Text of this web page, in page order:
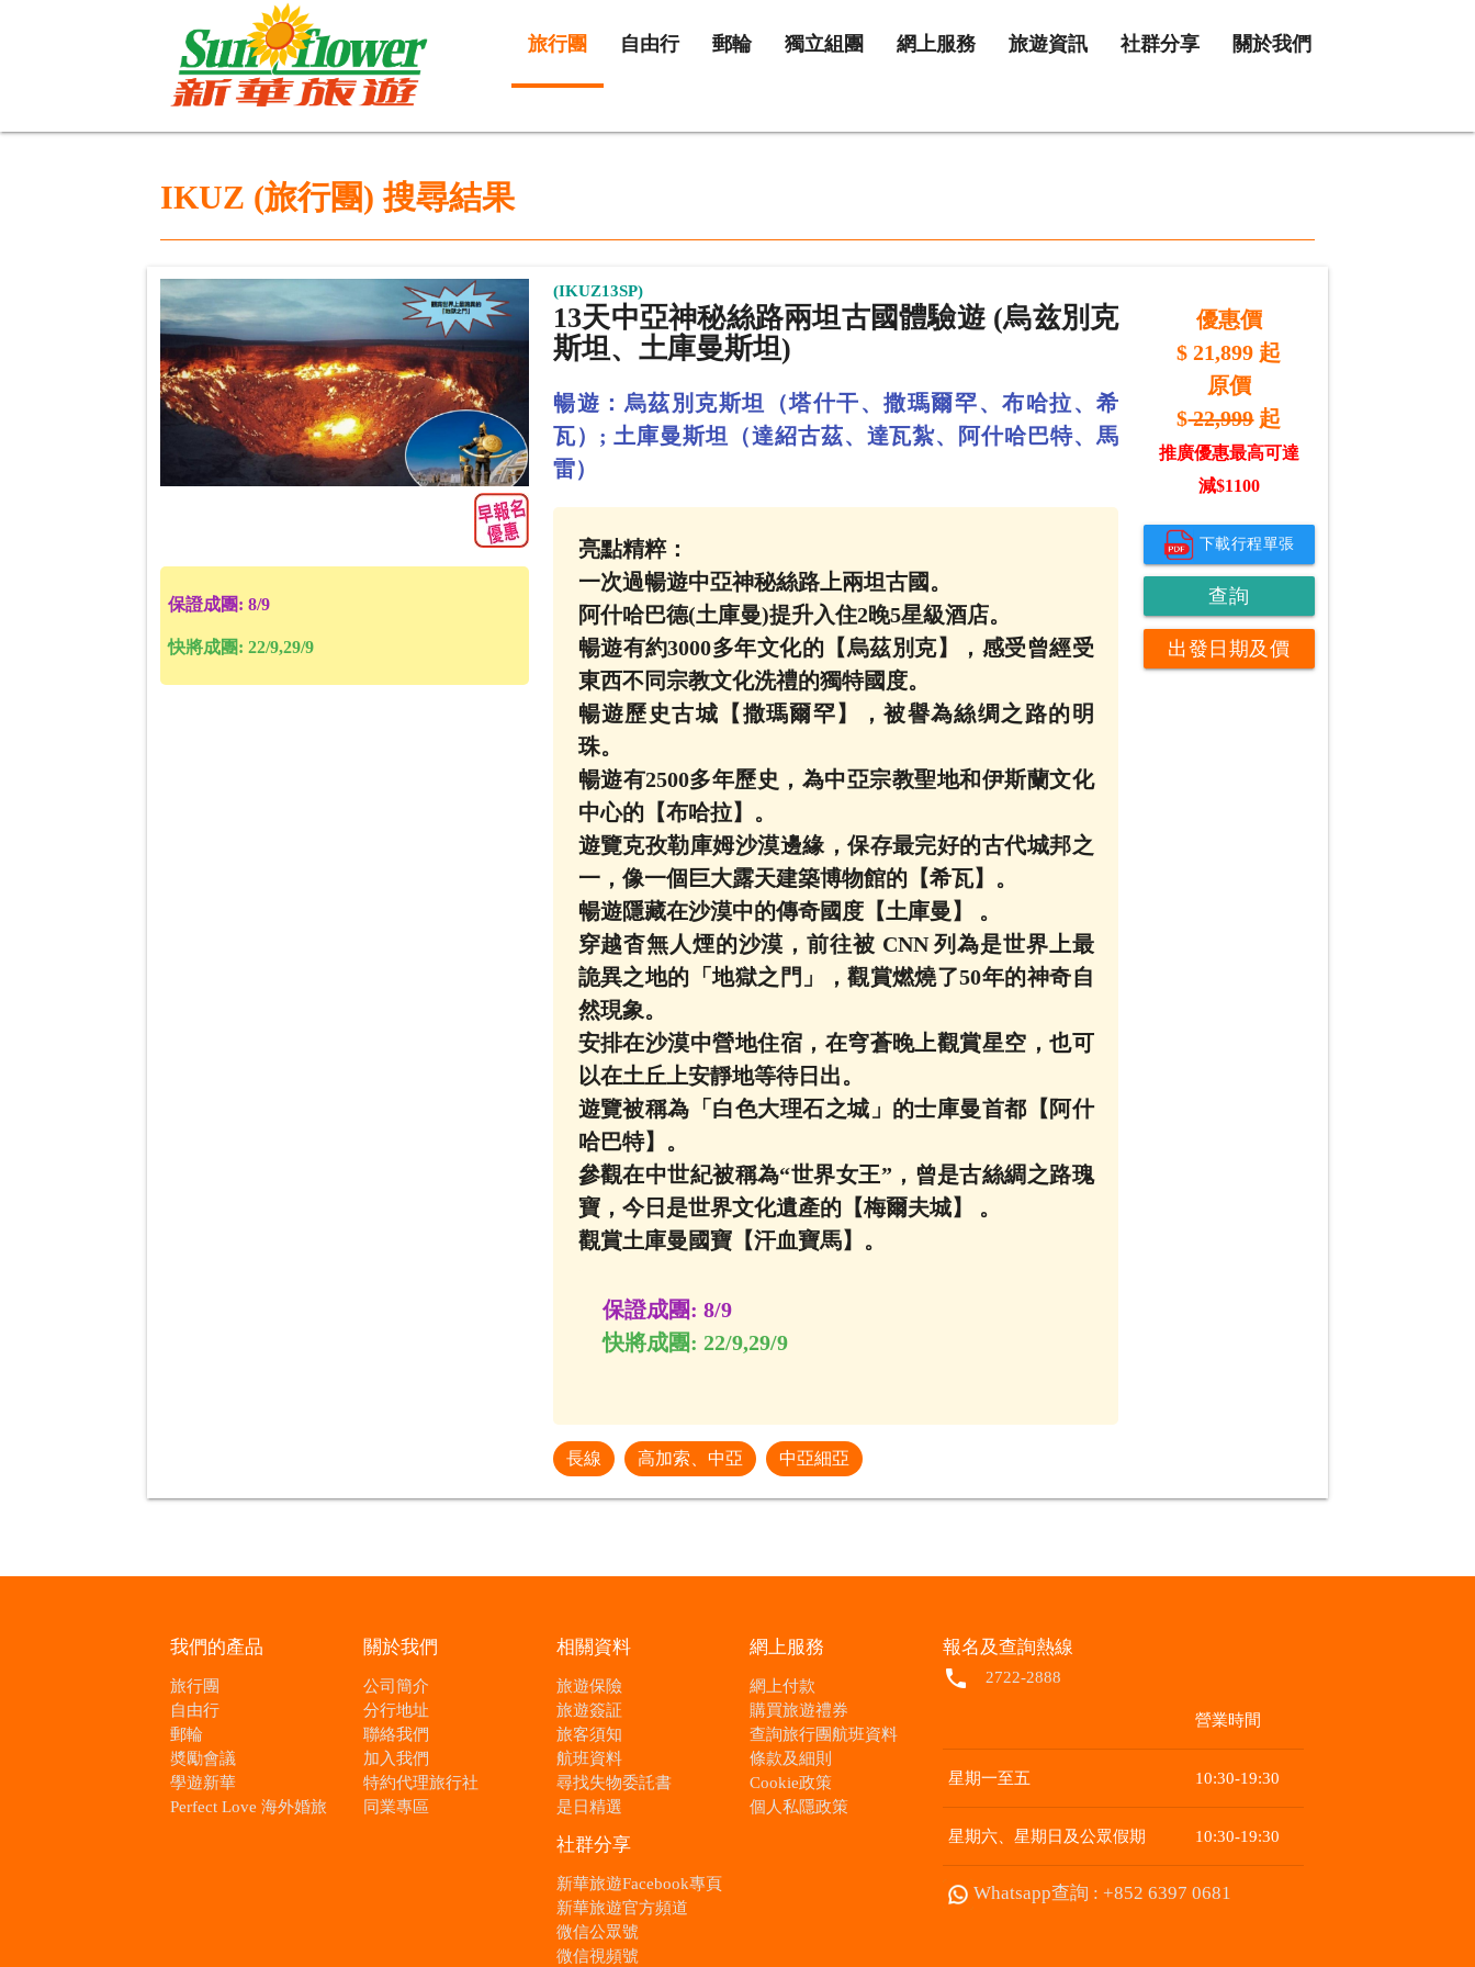
旅行團 自由行 郵輪 獨立組團 網上服務 旅遊資訊 社群分享 關於我們
IKUZ (旅行團) 搜尋結果
保證成團: 8/9
快將成團: 22/9,29/9
(IKUZ13SP)
13天中亞神秘絲路兩坦古國體驗遊 (烏兹別克
斯坦、土庫曼斯坦)
暢遊：烏茲別克斯坦（塔什干、撒瑪爾罕、布哈拉、希
瓦）; 土庫曼斯坦（達紹古茲、達瓦紮、阿什哈巴特、馬
雷）
亮點精粹：
一次過暢遊中亞神秘絲路上兩坦古國。
阿什哈巴德(土庫曼)提升入住2晚5星級酒店。
暢遊有約3000多年文化的【烏茲別克】，感受曾經受
東西不同宗教文化洗禮的獨特國度。
暢遊歷史古城【撒瑪爾罕】，被譽為絲绸之路的明
珠。
暢遊有2500多年歷史，為中亞宗教聖地和伊斯蘭文化
中心的【布哈拉】。
遊覽克孜勒庫姆沙漠邊緣，保存最完好的古代城邦之
一，像一個巨大露天建築博物館的【希瓦】。
暢遊隱藏在沙漠中的傳奇國度【土庫曼】 。
穿越杳無人煙的沙漠，前往被 CNN 列為是世界上最
詭異之地的「地獄之門」，觀賞燃燒了50年的神奇自
然現象。
安排在沙漠中營地住宿，在穹蒼晚上觀賞星空，也可
以在土丘上安靜地等待日出。
遊覽被稱為「白色大理石之城」的士庫曼首都【阿什
哈巴特】。
參觀在中世紀被稱為“世界女王”，曾是古絲綢之路瑰
寶，今日是世界文化遺產的【梅爾夫城】 。
觀賞土庫曼國寶【汗血寶馬】。
保證成團: 8/9
快將成團: 22/9,29/9
長線 高加索、中亞 中亞細亞
優惠價
$21,899 起
原價
$22,999 起
推廣優惠最高可達
減$1100
下載行程單張
查詢
出發日期及價
我們的產品
旅行團
自由行
郵輪
奬勵會議
學遊新華
Perfect Love 海外婚旅
關於我們
公司簡介
分行地址
聯絡我們
加入我們
特約代理旅行社
同業專區
相關資料
旅遊保險
旅遊簽証
旅客須知
航班資料
尋找失物委託書
是日精選
社群分享
新華旅遊Facebook專頁
新華旅遊官方頻道
微信公眾號
微信視頻號
網上服務
網上付款
購買旅遊禮券
查詢旅行團航班資料
條款及細則
Cookie政策
個人私隱政策
報名及查詢熱線
local_phone 2722-2888
營業時間
星期一至五 10:30-19:30
星期六、星期日及公眾假期 10:30-19:30
Whatsapp查詢 : +852 6397 0681